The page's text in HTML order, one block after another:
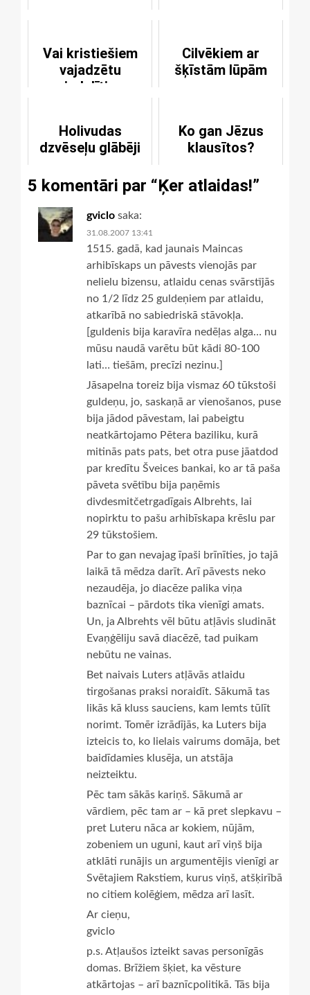
Vai kristiešiem
vajadzētu
piedalīties
Cilvēkiem ar
šķīstām lūpām
Holivudas
dzvēseļu glābēji
Ko gan Jēzus
klausītos?
5 komentāri par “Ķer atlaidas!”
gviclo saka:
31.08.2007 13:41
1515. gadā, kad jaunais Maincas
arhibīskaps un pāvests vienojās par
nelielu bizensu, atlaidu cenas svārstījās
no 1/2 līdz 25 guldeņiem par atlaidu,
atkarībā no sabiedriskā stāvokļa.
[guldenis bija karavīra nedēļas alga… nu
mūsu naudā varētu būt kādi 80-100
lati… tiešām, precīzi nezinu.]
Jāsapelna toreiz bija vismaz 60 tūkstoši
guldeņu, jo, saskaņā ar vienošanos, puse
bija jādod pāvestam, lai pabeigtu
neatkārtojamo Pētera baziliku, kurā
mitinās pats pats, bet otra puse jāatdod
par kredītu Šveices bankai, ko ar tā paša
pāveta svētību bija paņēmis
divdesmitčetrgadīgais Albrehts, lai
nopirktu to pašu arhibīskapa krēslu par
29 tūkstošiem.
Par to gan nevajag īpaši brīnīties, jo tajā
laikā tā mēdza darīt. Arī pāvests neko
nezaudēja, jo diacēze palika viņa
baznīcai – pārdots tika vienīgi amats.
Un, ja Albrehts vēl būtu atļāvis sludināt
Evaņģēliju savā diacēzē, tad puikam
nebūtu ne vainas.
Bet naivais Luters atļāvās atlaidu
tirgošanas praksi noraidīt. Sākumā tas
likās kā kluss sauciens, kam lemts tūlīt
norimt. Tomēr izrādījās, ka Luters bija
izteicis to, ko lielais vairums domāja, bet
baidīdamies klusēja, un atstāja
neizteiktu.
Pēc tam sākās kariņš. Sākumā ar
vārdiem, pēc tam ar – kā pret slepkavu –
pret Luteru nāca ar kokiem, nūjām,
zobeniem un uguni, kaut arī viņš bija
atklāti runājis un argumentējis vienīgi ar
Svētajiem Rakstiem, kurus viņš, atšķirībā
no citiem kolēģiem, mēdza arī lasīt.
Ar cieņu,
gviclo
p.s. Atļaušos izteikt savas personīgās
domas. Brīžiem šķiet, ka vēsture
atkārtojas – arī baznīcpolitikā. Tās bija